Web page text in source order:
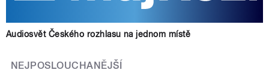
Audiosvět Českého rozhlasu na jednom místě
NEJPOSLOUCHANĚJŠÍ